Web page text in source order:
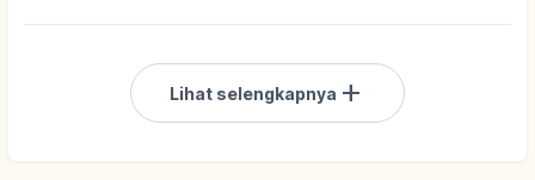
Lihat selengkapnya add